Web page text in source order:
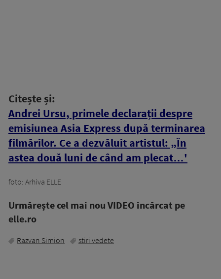
Citește și:
Andrei Ursu, primele declarații despre
emisiunea Asia Express după terminarea
filmărilor. Ce a dezvăluit artistul: „În
astea două luni de când am plecat…'
foto: Arhiva ELLE
Urmăreşte cel mai nou VIDEO incărcat pe
elle.ro
Razvan Simion stiri vedete